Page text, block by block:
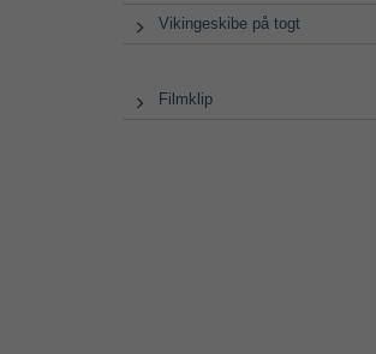
Vikingeskibe på togt
Filmklip